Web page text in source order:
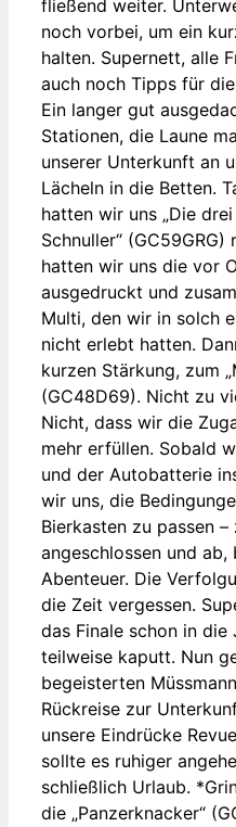
fließend weiter.
noch vorbei, um ein
halten. Supernett, alle
auch noch Tipps für
Ein langer gut
Stationen, die Laune
unserer Unterkunft an
Lächeln in die Betten.
hatten wir uns „Die
Schnuller“
hatten wir uns die vor
ausgedruckt und
Multi, den wir in solch
nicht erlebt hatten.
kurzen Stärkung, zum
(GC48D69). Nicht zu
Nicht, dass wir die
mehr erfüllen. Sobald
und der Autobatterie
wir uns, die
Bierkasten zu passen
angeschlossen und
Abenteuer. Die
die Zeit vergessen.
das Finale schon in die
teilweise kaputt. Nun
begeisterten
Rückreise zur
unsere Eindrücke
sollte es ruhiger
schließlich Urlaub.
die „Panzerknacker“